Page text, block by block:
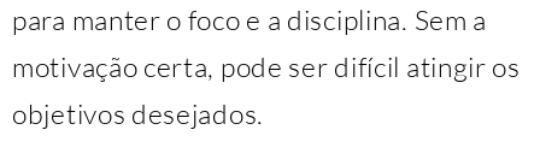
para manter o foco e a disciplina. Sem a
motivação certa, pode ser difícil atingir os
objetivos desejados.